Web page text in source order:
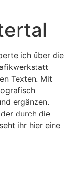
ich über die
Texten. Mit
ergänzen.
der durch die
ihr hier eine